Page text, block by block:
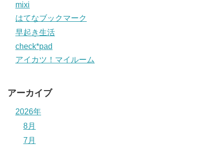
mixi
はてなブックマーク
早起き生活
check*pad
アイカツ！マイルーム
アーカイブ
2026年
8月
7月